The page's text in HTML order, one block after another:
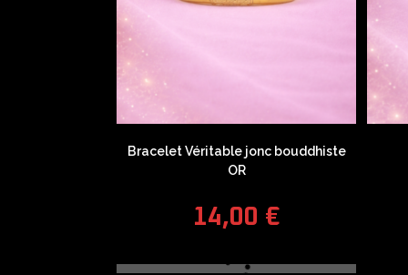
Bracelet Véritable jonc bouddhiste
OR
14,00 €